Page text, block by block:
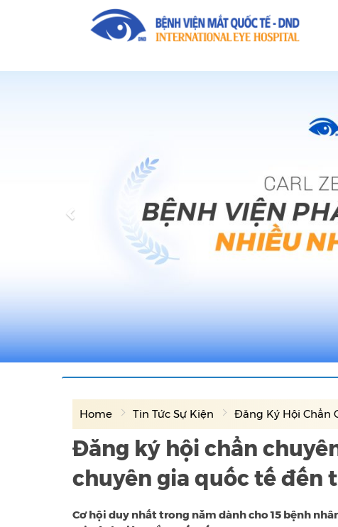
Home Tin Tức Sự Kiện Đăng Ký Hội Chẩn
Đăng ký hội chẩn
chuyên gia quốc tế đến
Cơ hội duy nhất trong năm dành cho 15 bệnh